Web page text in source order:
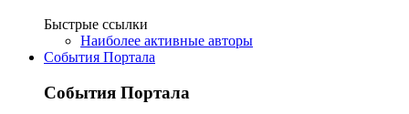
Быстрые ссылки
Наиболее активные авторы
События Портала
События Портала